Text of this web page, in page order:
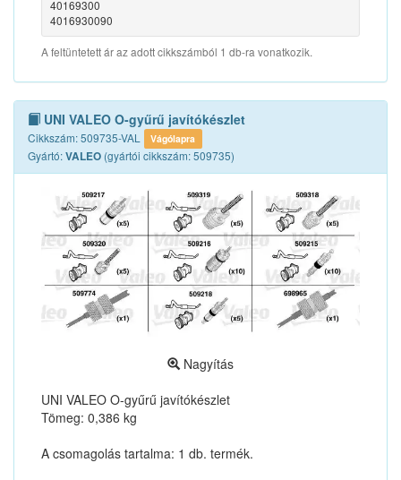
40169300
4016930090
A feltüntetett ár az adott cikkszámból 1 db-ra vonatkozik.
UNI VALEO O-gyűrű javítókészlet
Cikkszám: 509735-VAL Vágólapra
Gyártó:VALEO (gyártói cikkszám: 509735)
Nagyítás
UNI VALEO O-gyűrű javítókészlet
Tömeg: 0,386 kg
A csomagolás tartalma: 1 db. termék.